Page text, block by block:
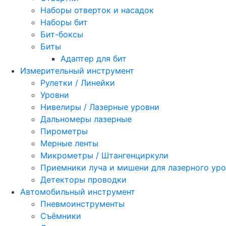
Наборы отверток и насадок
Наборы бит
Бит-боксы
Биты
Адаптер для бит
Измерительный инструмент
Рулетки / Линейки
Уровни
Нивелиры / Лазерные уровни
Дальномеры лазерные
Пирометры
Мерные ленты
Микрометры / Штангенциркули
Приемники луча и мишени для лазерного
Детекторы проводки
Автомобильный инструмент
Пневмоинструменты
Съёмники